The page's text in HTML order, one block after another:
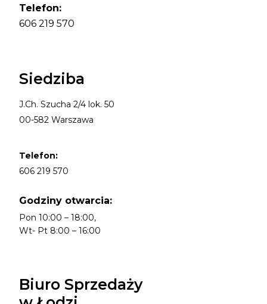
Telefon:
606 219 570
Siedziba
J.Ch. Szucha 2/4 lok. 50
00-582 Warszawa
Telefon:
606 219 570
Godziny otwarcia:
Pon 10:00 – 18:00,
Wt- Pt 8:00 – 16:00
Biuro Sprzedaży